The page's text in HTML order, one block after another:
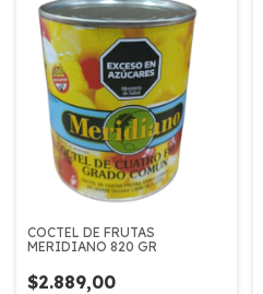
COCTEL DE FRUTAS
MERIDIANO 820 GR
$2.889,00